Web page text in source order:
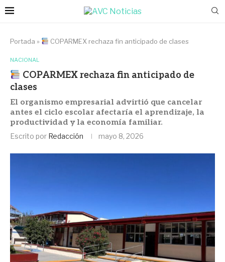
Portada » COPARMEX rechaza fin anticipado de clases
NACIONAL
COPARMEX rechaza fin anticipado de
clases
El organismo empresarial advirtió que cancelar
antes el ciclo escolar afectaría el aprendizaje, la
productividad y la economía familiar.
Escrito por Redacción mayo 8, 2026